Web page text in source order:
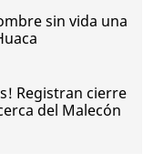
sin vida una
Registran cierre
del Malecón